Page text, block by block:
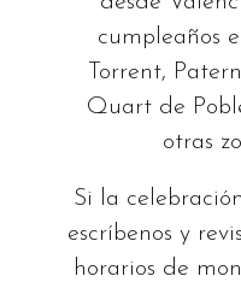
cumpleaños
Torrent,
Quart de
otras
Si la
escríbenos y
horarios de